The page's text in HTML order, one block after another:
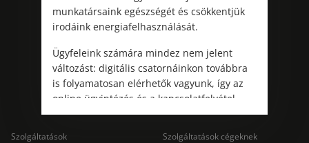
Kövess minket!
Szolgáltatások
Szolgáltatások cégeknek
munkatársaink egészségét és csökkentjük
irodáink energiafelhasználását.
Ügyfeleink számára mindez nem jelent
változást: digitális csatornáinkon továbbra
is folyamatosan elérhetők vagyunk, így az
online ügyintézés és a kapcsolatfelvétel
változatlanul biztosított.